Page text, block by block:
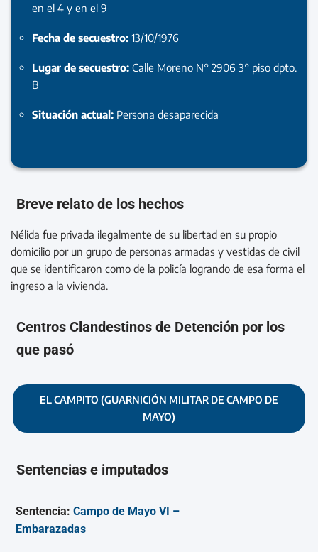
en el 4 y en el 9
Fecha de secuestro: 13/10/1976
Lugar de secuestro: Calle Moreno N° 2906 3° piso dpto.
B
Situación actual: Persona desaparecida
Breve relato de los hechos
Nélida fue privada ilegalmente de su libertad en su propio
domicilio por un grupo de personas armadas y vestidas de civil
que se identificaron como de la policía logrando de esa forma el
ingreso a la vivienda.
Centros Clandestinos de Detención por los
que pasó
EL CAMPITO (GUARNICIÓN MILITAR DE CAMPO DE
MAYO)
Sentencias e imputados
Sentencia: Campo de Mayo VI –
Embarazadas